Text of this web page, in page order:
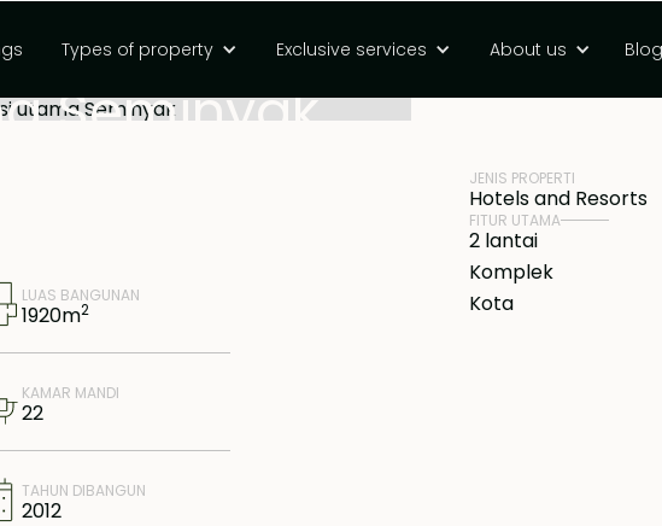
Types of property Exclusive services About us Blog
berkembang pesat
Seminyak
LUAS BANGUNAN
1920m2
KAMAR MANDI
22
TAHUN DIBANGUN
2012
HARGA
JENIS PROPERTI
Hotels and Resorts
FITUR UTAMA
2 lantai
Komplek
Kota